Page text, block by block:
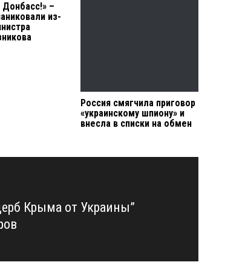
Донбасс!» –
из-
Россия смягчила приговор
«украинскому шпиону» и
внесла в списки на обмен
Крыма от Украины”